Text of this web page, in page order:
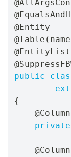
@Entity
@Table ( name
public
{
@Column
private
@Column